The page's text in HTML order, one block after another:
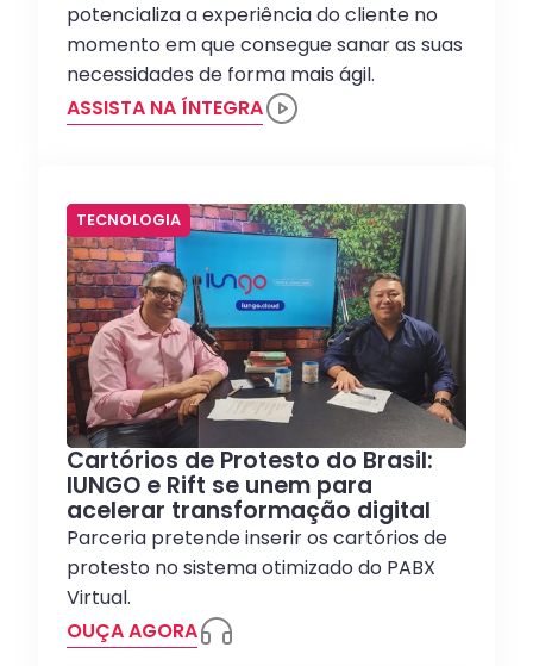
potencializa a experiência do cliente no
momento em que consegue sanar as suas
necessidades de forma mais ágil.
ASSISTA NA ÍNTEGRA
TECNOLOGIA
Cartórios de Protesto do Brasil:
IUNGO e Rift se unem para
acelerar transformação digital
Parceria pretende inserir os cartórios de
protesto no sistema otimizado do PABX
Virtual.
OUÇA AGORA